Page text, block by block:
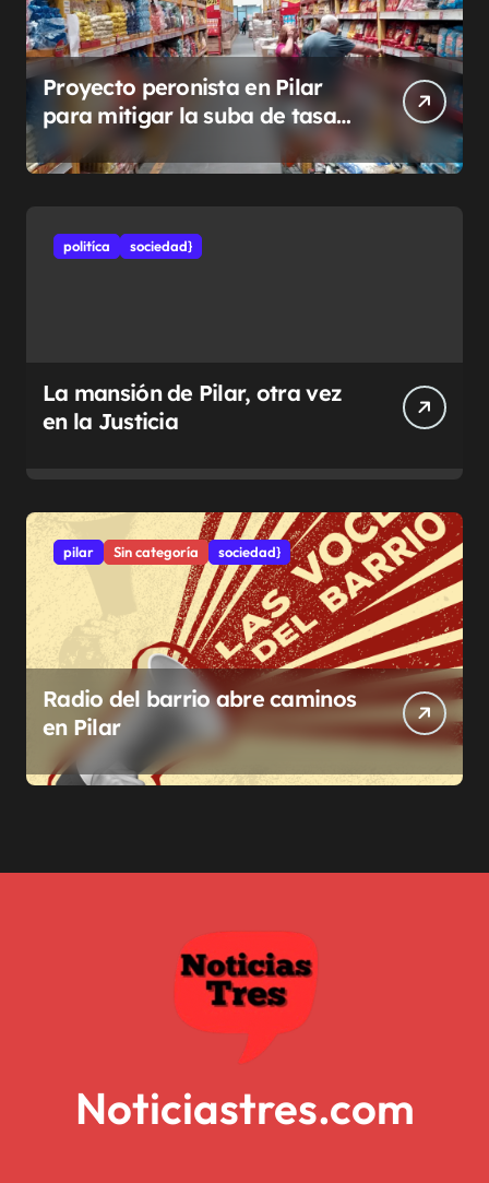
Proyecto peronista en Pilar
para mitigar la suba de tasas
municipales
politíca sociedad}
La mansión de Pilar, otra vez
en la Justicia
pilar Sin categoría sociedad}
Radio del barrio abre caminos
en Pilar
Noticiastres.com